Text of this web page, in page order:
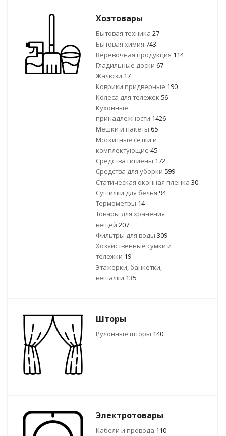
Хозтовары
Бытовая техника 27
Бытовая химия 743
Веревочная продукция 114
Гладильные доски 67
Жалюзи 17
Коврики придверные 190
Колеса для тележек 56
Кухонные
принадлежности 1426
Мешки и пакеты 65
Москитные сетки и
комплектующие 45
Средства гигиены 172
Средства для уборки 599
Статическая оконная пленка 30
Сушилки для белья 94
Термометры 14
Товары для хранения
вещей 207
Фильтры для воды 309
Хозяйственные сумки и
тележки 19
Этажерки, банкетки,
вешалки 135
Шторы
Рулонные шторы 140
Электротовары
Кабели и провода 110